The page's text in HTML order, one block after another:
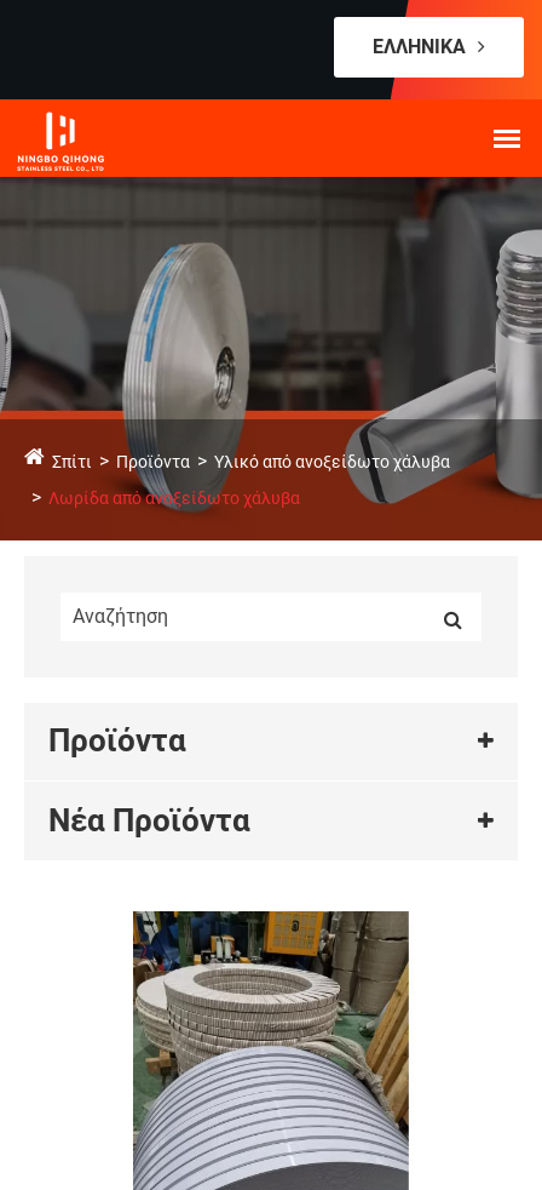
ΕΛΛΗΝΙΚΆ
Σπίτι Προϊόντα
Υλικό από ανοξείδωτο χάλυβα
Λωρίδα από ανοξείδωτο χάλυβα
Προϊόντα
Νέα Προϊόντα